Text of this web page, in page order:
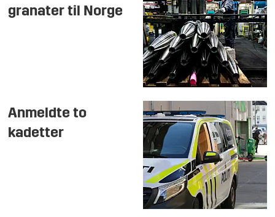
granater til Norge
Anmeldte to
kadetter